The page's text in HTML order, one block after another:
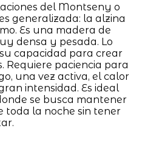
del Montseny o
generalizada: la alzina
Es una madera de
densa y pesada. Lo
capacidad para crear
Requiere paciencia para
una vez activa, el calor
intensidad. Es ideal
se busca mantener
la noche sin tener